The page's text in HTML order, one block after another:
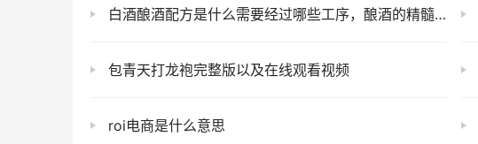
白酒酿酒配方是什么需要经过哪些工序，酿酒的精髓！
包青天打龙袍完整版以及在线观看视频
roi电商是什么意思